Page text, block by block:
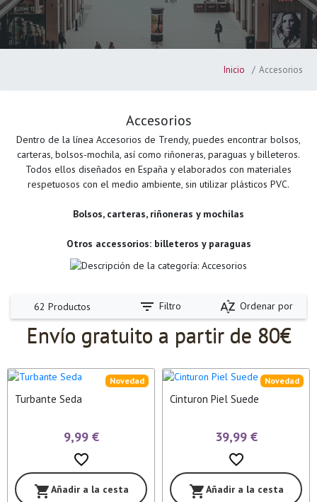
Inicio Accesorios
Accesorios
Dentro de la línea Accesorios de Trendy, puedes encontrar bolsos,
carteras, bolsos-mochila, así como riñoneras, paraguas y billeteros.
Todos ellos diseñados en España y elaborados con materiales
respetuosos con el medio ambiente, sin utilizar plásticos PVC.
Bolsos, carteras, riñoneras y mochilas
Otros accessorios: billeteros y paraguas
62 Productos filter_list Filtro sort_by_alpha Ordenar por
Envío gratuito a partir de 80€
Turbante Seda
Novedad
9,99 €
favorite_border
shopping_cartAñadir a la cesta
Cinturon Piel Suede
Novedad
39,99 €
favorite_border
shopping_cartAñadir a la cesta